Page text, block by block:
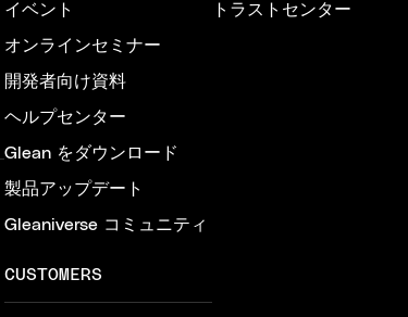
イベント
オンラインセミナー
開発者向け資料
ヘルプセンター
Glean をダウンロード
製品アップデート
Gleaniverse コミュニティ
CUSTOMERS
トラストセンター